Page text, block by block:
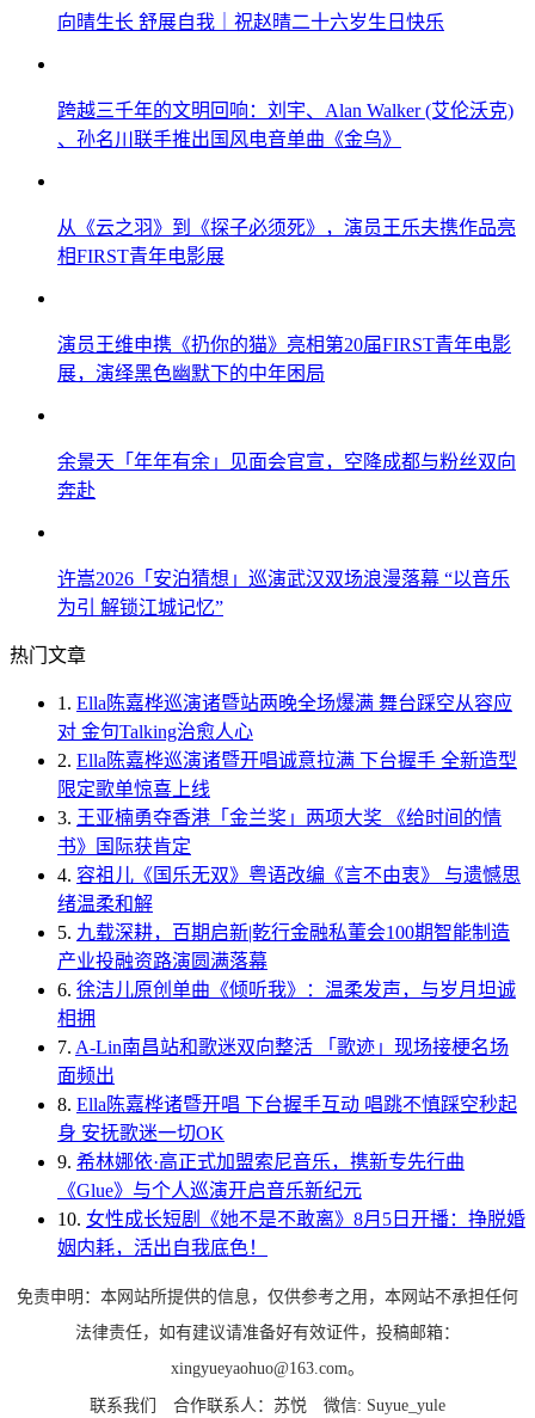
向晴生长 舒展自我｜祝赵晴二十六岁生日快乐
跨越三千年的文明回响：刘宇、Alan Walker (艾伦沃克)
、孙名川联手推出国风电音单曲《金乌》
从《云之羽》到《探子必须死》，演员王乐夫携作品亮
相FIRST青年电影展
演员王维申携《扔你的猫》亮相第20届FIRST青年电影
展，演绎黑色幽默下的中年困局
余景天「年年有余」见面会官宣，空降成都与粉丝双向
奔赴
许嵩2026「安泊猜想」巡演武汉双场浪漫落幕 “以音乐
为引 解锁江城记忆”
热门文章
1. Ella陈嘉桦巡演诸暨站两晚全场爆满 舞台踩空从容应
对 金句Talking治愈人心
2. Ella陈嘉桦巡演诸暨开唱诚意拉满 下台握手 全新造型
限定歌单惊喜上线
3. 王亚楠勇夺香港「金兰奖」两项大奖 《给时间的情
书》国际获肯定
4. 容祖儿《国乐无双》粤语改编《言不由衷》 与遗憾思
绪温柔和解
5. 九载深耕，百期启新|乾行金融私董会100期智能制造
产业投融资路演圆满落幕
6. 徐洁儿原创单曲《倾听我》：温柔发声，与岁月坦诚
相拥
7. A-Lin南昌站和歌迷双向整活 「歌迹」现场接梗名场
面频出
8. Ella陈嘉桦诸暨开唱 下台握手互动 唱跳不慎踩空秒起
身 安抚歌迷一切OK
9. 希林娜依·高正式加盟索尼音乐，携新专先行曲
《Glue》与个人巡演开启音乐新纪元
10. 女性成长短剧《她不是不敢离》8月5日开播：挣脱婚
姻内耗，活出自我底色！
免责申明：本网站所提供的信息，仅供参考之用，本网站不承担任何
法律责任，如有建议请准备好有效证件，投稿邮箱：
xingyueyaohuo@163.com。
联系我们 合作联系人：苏悦 微信: Suyue_yule